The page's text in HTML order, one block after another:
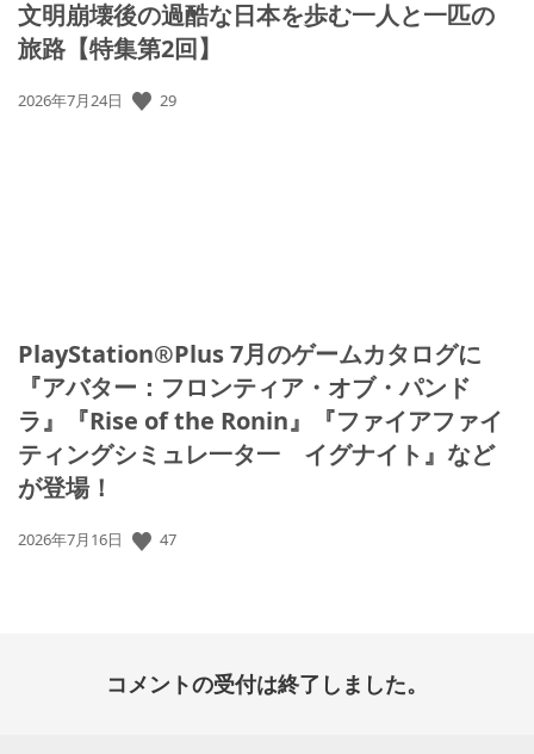
文明崩壊後の過酷な日本を歩む一人と一匹の
旅路【特集第2回】
公
2026年7月24日 29
PlayStation®Plus 7月のゲームカタログに
『アバター：フロンティア・オブ・パンド
ラ』『Rise of the Ronin』『ファイアファイ
ティングシミュレ一タ一 イグナイト』など
が登場！
公
2026年7月16日 47
コメントの受付は終了しました。